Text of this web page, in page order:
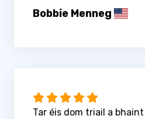
Bobbie Menneg
Tar éis dom triail a